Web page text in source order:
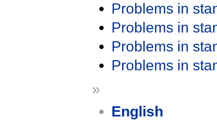
Problems in
Problems in
Problems in
Problems in
»
English